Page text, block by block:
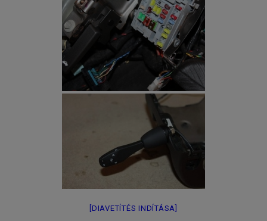
[DIAVETÍTÉS INDÍTÁSA]